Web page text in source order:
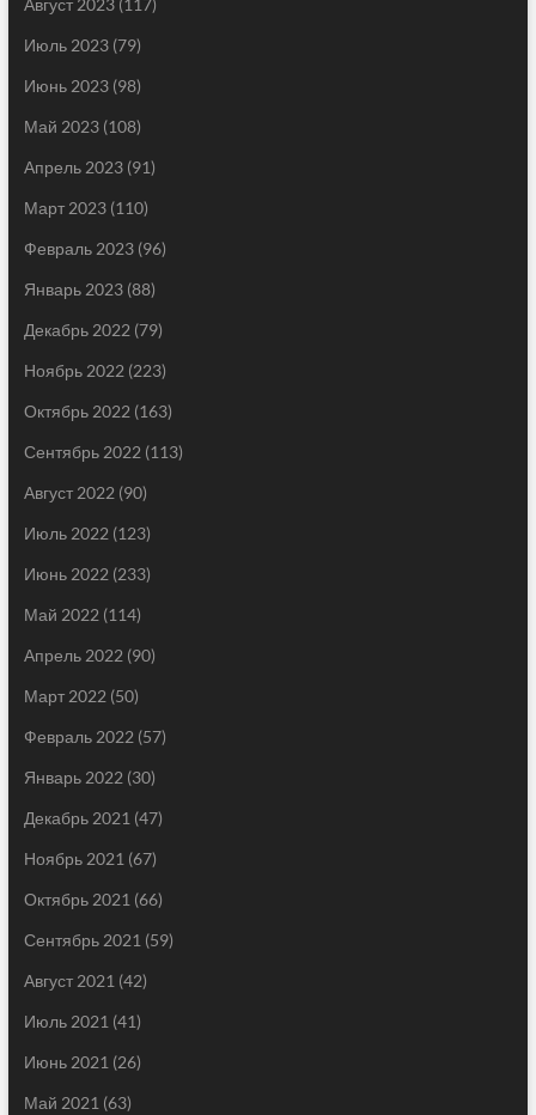
Август 2023(117)
Июль 2023(79)
Июнь 2023(98)
Май 2023(108)
Апрель 2023(91)
Март 2023(110)
Февраль 2023(96)
Январь 2023(88)
Декабрь 2022 (79)
Ноябрь 2022 (223)
Октябрь 2022 (163)
Сентябрь 2022 (113)
Август 2022 (90)
Июль 2022 (123)
Июнь 2022 (233)
Май 2022 (114)
Апрель 2022 (90)
Март 2022 (50)
Февраль 2022 (57)
Январь 2022 (30)
Декабрь 2021 (47)
Ноябрь 2021 (67)
Октябрь 2021 (66)
Сентябрь 2021 (59)
Август 2021 (42)
Июль 2021 (41)
Июнь 2021 (26)
Май 2021 (63)